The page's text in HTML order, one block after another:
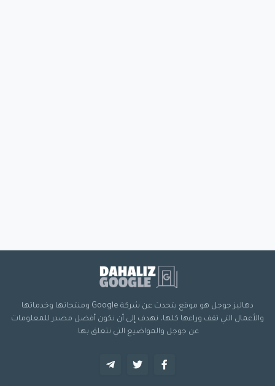
دهاليز جوجل هو موقع يتحدث عن شركة Google ومنتجاتها وخدماتها
والأعمال التي تقف وراءها كلها، نهدف إلى أن نكون أفضل مصدر للمعلومات
عن جوجل والمواضيع التي تتعلق بها.